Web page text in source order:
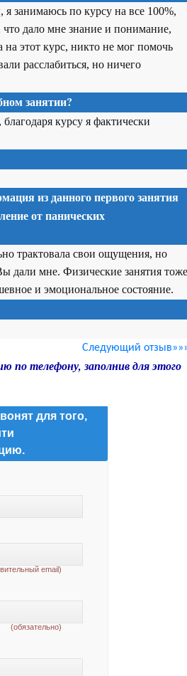
я занимаюсь по курсу на все 100%,
что дало мне знание и понимание,
этот курс, никто не мог помочь
расслабиться, но ничего
занятии?
курсу я фактически
из данного первого занятия
от панических
трактовала свои ощущения, но
дали мне. Физические занятия тоже
и эмоциональное состояние.
Следующий
по телефону, заполнив для этого
для того,
email)
(обязательно)